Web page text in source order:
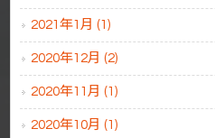
2021年1月 (1)
2020年12月 (2)
2020年11月 (1)
2020年10月 (1)